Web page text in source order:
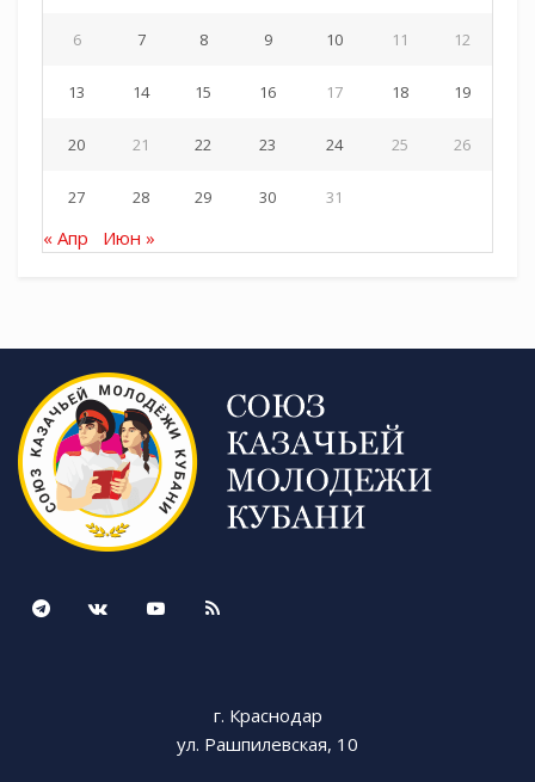
6 7 8 9 10 11 12
13 14 15 16 17 18 19
20 21 22 23 24 25 26
27 28 29 30 31
« Апр Июн »
г. Краснодар
ул. Рашпилевская, 10